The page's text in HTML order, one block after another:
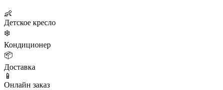
👶
Детское кресло
❄️
Кондиционер
📦
Доставка
📱
Онлайн заказ